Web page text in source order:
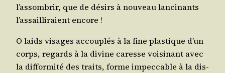
l’as­som­brir, que de dési­rs à nou­veau lan­ci­nants
l’as­sailli­raient encore !
O laids visages accou­plés à la fine plas­tique d’un
corps, regards à la divine caresse voi­si­nant avec
la dif­for­mi­té des traits, forme impec­cable à la dis­